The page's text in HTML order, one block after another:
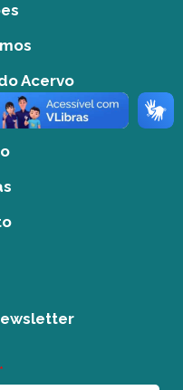
Acervo
*